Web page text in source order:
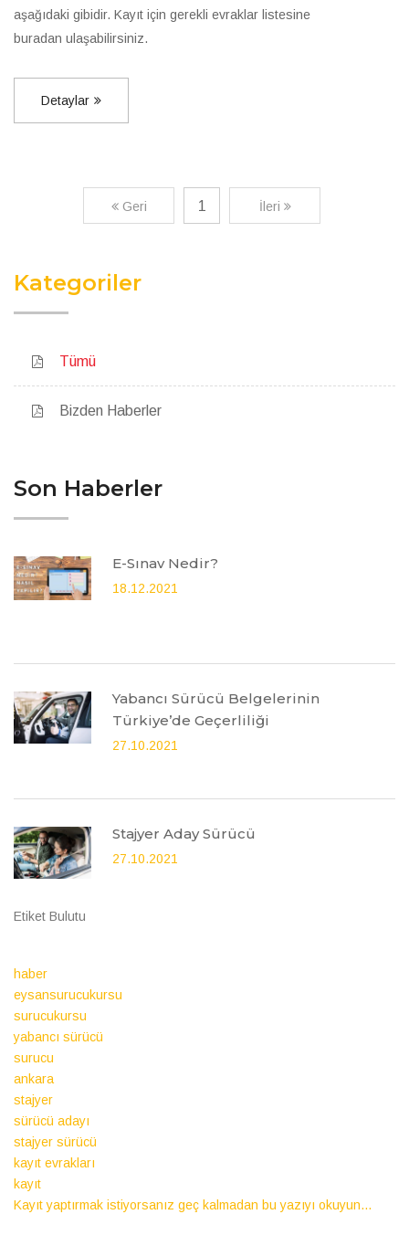
aşağıdaki gibidir. Kayıt için gerekli evraklar listesine
buradan ulaşabilirsiniz.
Detaylar
Geri 1 İleri
Kategoriler
Tümü
Bizden Haberler
Son Haberler
E-Sınav Nedir?
18.12.2021
Yabancı Sürücü Belgelerinin
Türkiye’de Geçerliliği
27.10.2021
Stajyer Aday Sürücü
27.10.2021
Etiket Bulutu
haber
eysansurucukursu
surucukursu
yabancı sürücü
surucu
ankara
stajyer
sürücü adayı
stajyer sürücü
kayıt evrakları
kayıt
Kayıt yaptırmak istiyorsanız geç kalmadan bu yazıyı okuyun...